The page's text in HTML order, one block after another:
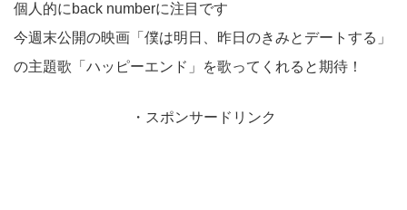
個人的にback numberに注目です
今週末公開の映画「僕は明日、昨日のきみとデートする」
の主題歌「ハッピーエンド」を歌ってくれると期待！
・スポンサードリンク